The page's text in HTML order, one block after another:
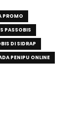
PROMO
PASSOBIS
DI SIDRAP
PENIPU ONLINE